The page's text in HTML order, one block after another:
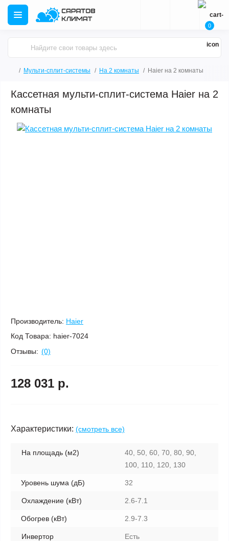
0
Мульти-сплит-системы На 2 комнаты Haier на 2 комнаты
Кассетная мульти-сплит-система Haier на 2
комнаты
Производитель: Haier
Код Товара: haier-7024
Отзывы: (0)
128 031 р.
Характеристики: (смотреть все)
На площадь (м2)
40, 50, 60, 70, 80, 90,
100, 110, 120, 130
Уровень шума (дБ) 32
Охлаждение (кВт) 2.6-7.1
Обогрев (кВт) 2.9-7.3
Инвертор Есть